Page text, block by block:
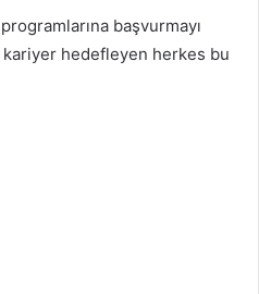
başvurmayı
hedefleyen herkes bu